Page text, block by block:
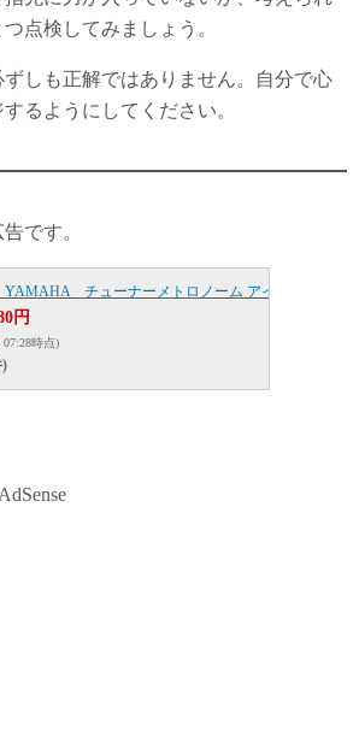
点検してみましょう。
しも正解ではありません。自分で心
るようにしてください。
です。
チューナーメトロノーム アイボリー
円
07:28時点)
)